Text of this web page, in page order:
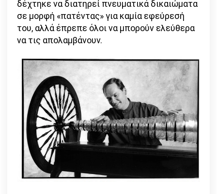
δέχτηκε να διατηρεί πνευματικά δικαιώματα
σε μορφή «πατέντας» για καμία εφεύρεσή
του, αλλά έπρεπε όλοι να μπορούν ελεύθερα
να τις απολαμβάνουν.